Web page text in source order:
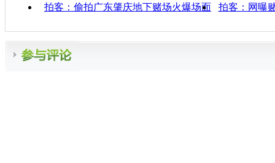
拍客：偷拍广东肇庆地下赌场火爆场面
拍客：网曝